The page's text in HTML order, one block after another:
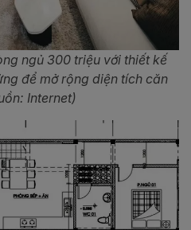
ngủ 300 triệu với thiết kế
để mở rộng diện tích căn
Internet)